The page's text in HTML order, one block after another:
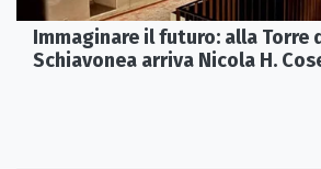
Immaginare il futuro: alla Torre
Schiavonea arriva Nicola H.